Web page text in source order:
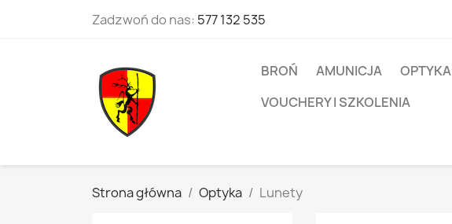
Zadzwoń do nas: 577 132 535
BROŃ AMUNICJA OPTYKA
VOUCHERY I SZKOLENIA
Strona główna Optyka Lunety